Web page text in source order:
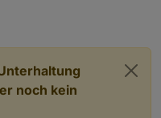
Moment dran
noch kein